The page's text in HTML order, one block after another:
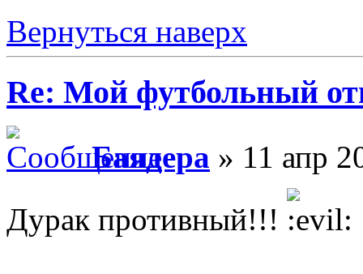
Вернуться наверх
Re: Мой футбольный
Баядера » 11 апр
Дурак противный!!!